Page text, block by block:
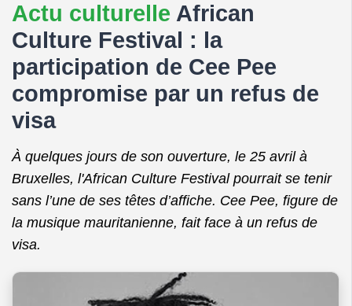
Actu culturelle African
Culture Festival : la
participation de Cee Pee
compromise par un refus de
visa
À quelques jours de son ouverture, le 25 avril à
Bruxelles, l'African Culture Festival pourrait se tenir
sans l’une de ses têtes d’affiche. Cee Pee, figure de
la musique mauritanienne, fait face à un refus de
visa.